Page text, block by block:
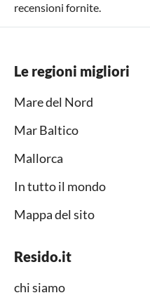
recensioni fornite.
Le regioni migliori
Mare del Nord
Mar Baltico
Mallorca
In tutto il mondo
Mappa del sito
Resido.it
chi siamo